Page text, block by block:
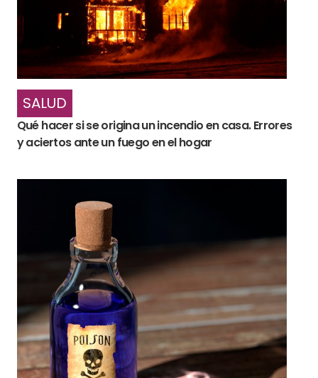
SALUD
Qué hacer si se origina un incendio en casa. Errores
y aciertos ante un fuego en el hogar